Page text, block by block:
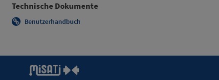
Technische Dokumente
Benutzerhandbuch